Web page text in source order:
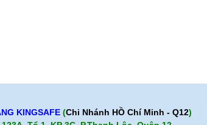
KINGSAFE(Chi Nhánh HỒ Chí Minh - Q12)